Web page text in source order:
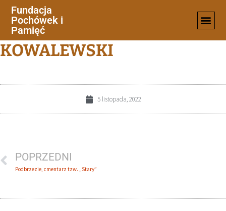
Fundacja
Pochówek i
Pamięć
FB-FRANCISZEK-
KOWALEWSKI
5 listopada, 2022
POPRZEDNI
Podbrzezie, cmentarz tzw. „Stary”